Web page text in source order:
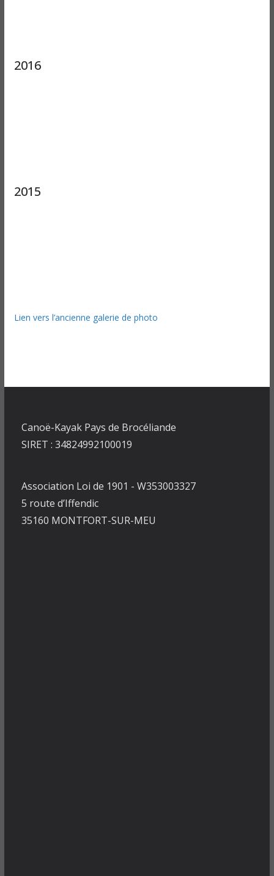
2016
2015
Lien vers l’ancienne galerie de photo
Canoë-Kayak Pays de Brocéliande
SIRET : 34824992100019
Association Loi de 1901 - W353003327
5 route d’Iffendic
35160 MONTFORT-SUR-MEU